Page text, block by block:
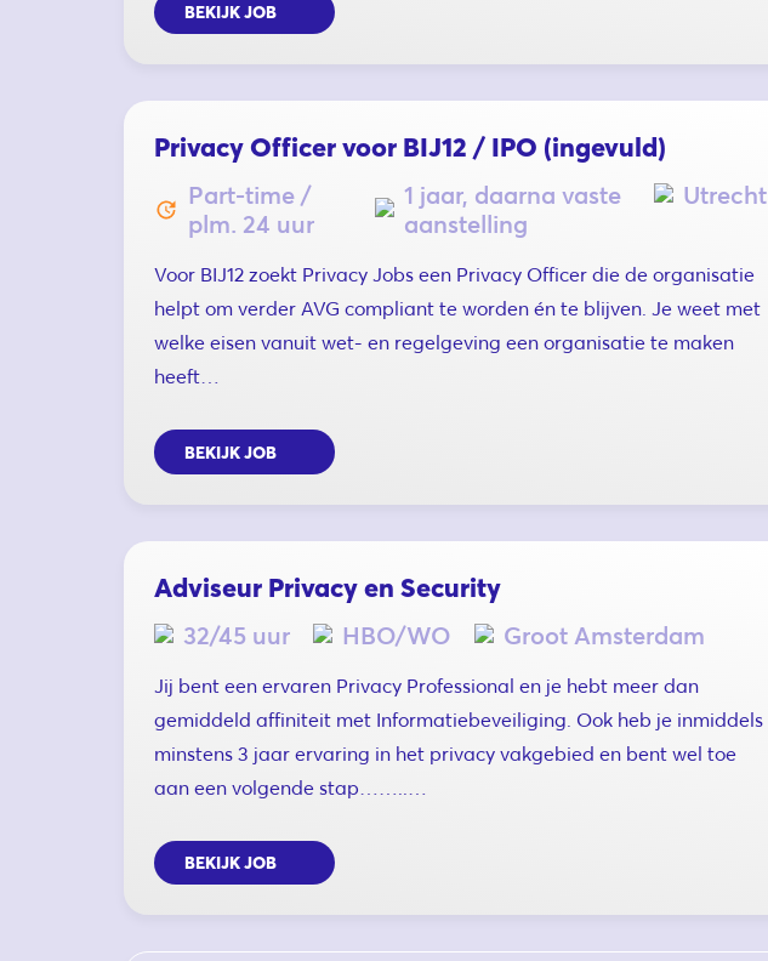
BEKIJK JOB
Privacy Officer voor BIJ12 / IPO (ingevuld)
Part-time /
plm. 24 uur
1 jaar, daarna vaste
aanstelling
Utrecht
Voor BIJ12 zoekt Privacy Jobs een Privacy Officer die de organisatie
helpt om verder AVG compliant te worden én te blijven. Je weet met
welke eisen vanuit wet- en regelgeving een organisatie te maken
heeft…
BEKIJK JOB
Adviseur Privacy en Security
32/45 uur HBO/WO Groot Amsterdam
Jij bent een ervaren Privacy Professional en je hebt meer dan
gemiddeld affiniteit met Informatiebeveiliging. Ook heb je inmiddels
minstens 3 jaar ervaring in het privacy vakgebied en bent wel toe
aan een volgende stap……..…
BEKIJK JOB